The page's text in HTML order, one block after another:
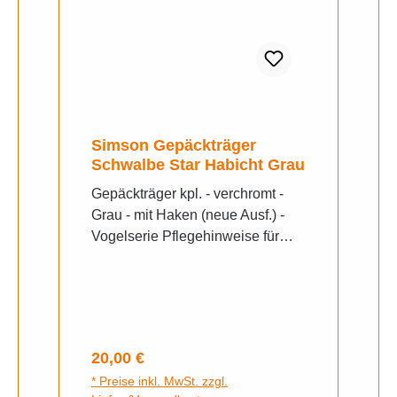
Simson Gepäckträger
Schwalbe Star Habicht Grau
Gepäckträger kpl. - verchromt -
Grau - mit Haken (neue Ausf.) -
Vogelserie Pflegehinweise für
der Hinweis erteilt werden, dass
durch den Dauerbetrieb (vor allem
Regulärer Preis:
20,00 €
* Preise inkl. MwSt. zzgl.